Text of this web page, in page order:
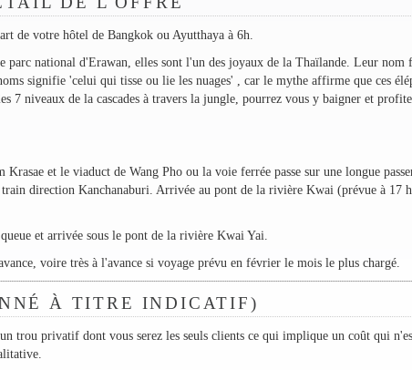
de votre hôtel de Bangkok ou Ayutthaya à 6h.
parc national d'Erawan, elles sont l'un des joyaux de la Thaïlande. Leur nom
signifie 'celui qui tisse ou lie les nuages' , car le mythe affirme que ces
7 niveaux de la cascades à travers la jungle, pourrez vous y baigner et
et le viaduct de Wang Pho ou la voie ferrée passe sur une longue
direction Kanchanaburi. Arrivée au pont de la rivière Kwai (prévue à 17
et arrivée sous le pont de la rivière Kwai Yai.
voire très à l'avance si voyage prévu en février le mois le plus chargé.
À TITRE INDICATIF)
trou privatif dont vous serez les seuls clients ce qui implique un coût qui